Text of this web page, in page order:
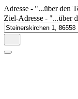
Adresse - "...über den
Ziel-Adresse - "...über